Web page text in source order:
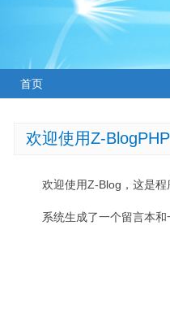
首页
欢迎使用Z-BlogPHP
欢迎使用Z-Blog，这是
系统生成了一个留言本